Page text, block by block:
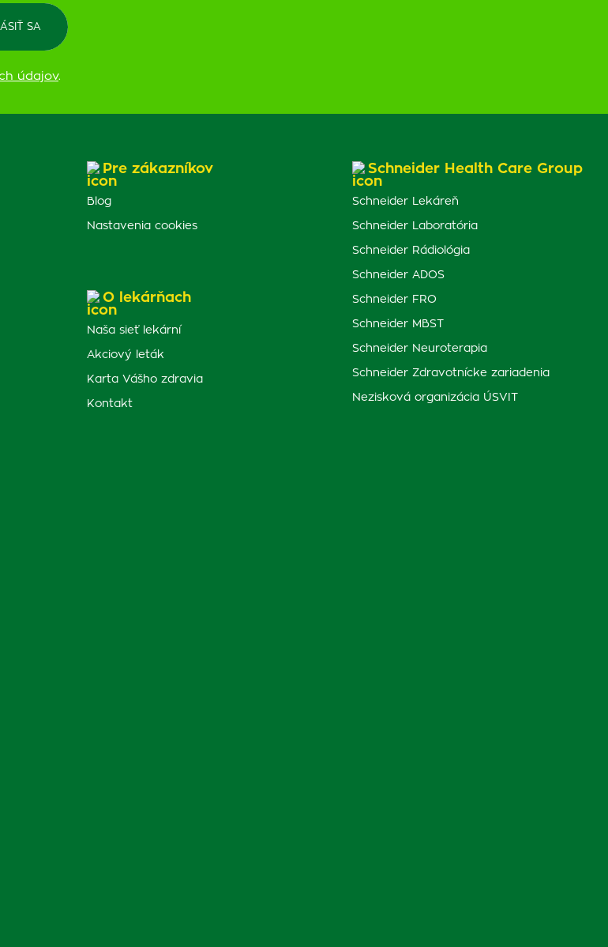
údajov.
Pre zákazníkov
Blog
Nastavenia cookies
O lekárňach
Naša sieť lekární
Akciový leták
Karta Vášho zdravia
Kontakt
Schneider Health Care Group
Schneider Lekáreň
Schneider Laboratória
Schneider Rádiológia
Schneider ADOS
Schneider FRO
Schneider MBST
Schneider Neuroterapia
Schneider Zdravotnícke zariadenia
Nezisková organizácia ÚSVIT